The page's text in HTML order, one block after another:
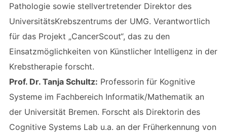
Pathologie sowie stellvertretender Direktor des
UniversitätsKrebszentrums der UMG. Verantwortlich
für das Projekt „CancerScout“, das zu den
Einsatzmöglichkeiten von Künstlicher Intelligenz in der
Krebstherapie forscht.
Prof. Dr. Tanja Schultz: Professorin für Kognitive
Systeme im Fachbereich Informatik/Mathematik an
der Universität Bremen. Forscht als Direktorin des
Cognitive Systems Lab u.a. an der Früherkennung von